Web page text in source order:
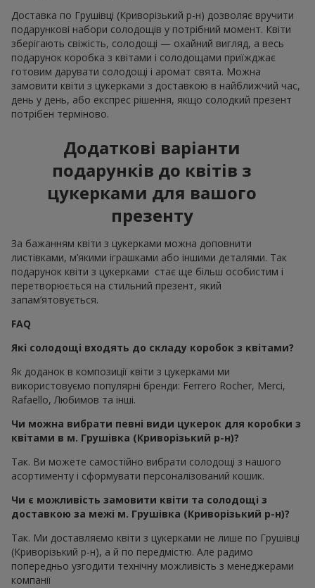
Доставка по Грушівці (Криворізький р-н) дозволяє вручити
подарункові набори солодощів у потрібний момент. Квіти
зберігають свіжість, солодощі — охайний вигляд, а весь
подарунок коробка з квітами і солодощами приїжджає
готовим дарувати солодощі і аромат свята. Можна
замовити квіти з цукерками з доставкою в найближчий час,
день у день, або експрес рішення, якщо солодкий презент
потрібен терміново.
Додаткові варіанти
подарунків до квітів з
цукерками для вашого
презенту
За бажанням квіти з цукерками можна доповнити
листівками, м’якими іграшками або іншими деталями. Так
подарунок квіти з цукерками стає ще більш особистим і
перетворюється на стильний презент, який
запам’ятовується.
FAQ
Які солодощі входять до складу коробок з квітами?
Як доданок в композиції квіти з цукерками ми
використовуємо популярні бренди: Ferrero Rocher, Merci,
Rafaello, Любимов та інші.
Чи можна вибрати певні види цукерок для коробки з
квітами в м. Грушівка (Криворізький р-н)?
Так. Ви можете самостійно вибрати солодощі з нашого
асортименту і сформувати персоналізований кошик.
Чи є можливість замовити квіти та солодощі з
доставкою за межі м. Грушівка (Криворізький р-н)?
Так. Ми доставляємо квіти з цукерками не лише по Грушівці
(Криворізький р-н), а й по передмістю. Але радимо
попередньо узгодити технічну можливість з менеджерами
компанії